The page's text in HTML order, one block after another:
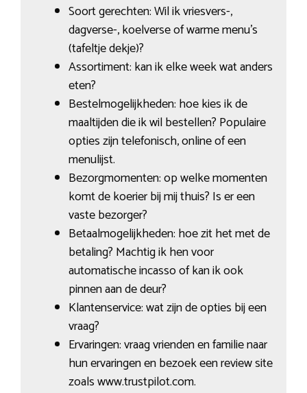
Soort gerechten: Wil ik vriesvers-,
dagverse-, koelverse of warme menu’s
(tafeltje dekje)?
Assortiment: kan ik elke week wat anders
eten?
Bestelmogelijkheden: hoe kies ik de
maaltijden die ik wil bestellen? Populaire
opties zijn telefonisch, online of een
menulijst.
Bezorgmomenten: op welke momenten
komt de koerier bij mij thuis? Is er een
vaste bezorger?
Betaalmogelijkheden: hoe zit het met de
betaling? Machtig ik hen voor
automatische incasso of kan ik ook
pinnen aan de deur?
Klantenservice: wat zijn de opties bij een
vraag?
Ervaringen: vraag vrienden en familie naar
hun ervaringen en bezoek een review site
zoals www.trustpilot.com.